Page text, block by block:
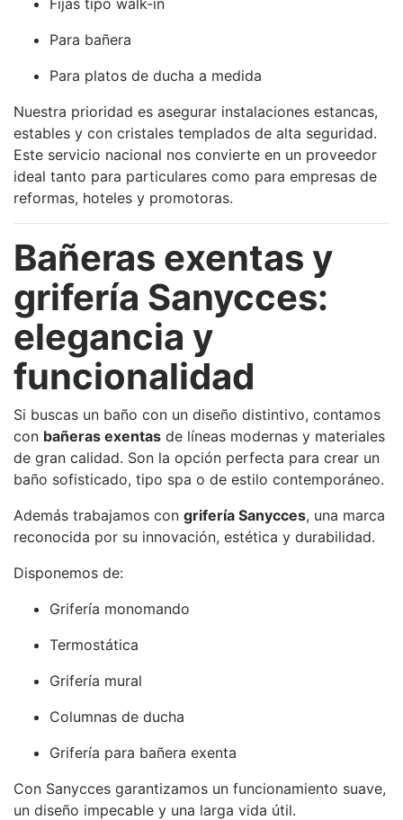
Para bañera
Para platos de ducha a medida
Nuestra prioridad es asegurar instalaciones estancas,
estables y con cristales templados de alta seguridad.
Este servicio nacional nos convierte en un proveedor
ideal tanto para particulares como para empresas de
reformas, hoteles y promotoras.
Bañeras exentas y
grifería Sanycces:
elegancia y
funcionalidad
Si buscas un baño con un diseño distintivo, contamos
con bañeras exentas de líneas modernas y materiales
de gran calidad. Son la opción perfecta para crear un
baño sofisticado, tipo spa o de estilo contemporáneo.
Además trabajamos con grifería Sanycces, una marca
reconocida por su innovación, estética y durabilidad.
Disponemos de:
Grifería monomando
Termostática
Grifería mural
Columnas de ducha
Grifería para bañera exenta
Con Sanycces garantizamos un funcionamiento suave,
un diseño impecable y una larga vida útil.